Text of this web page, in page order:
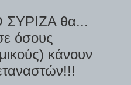
ΣΥΡΙΖΑ θα...
όσους
κάνουν